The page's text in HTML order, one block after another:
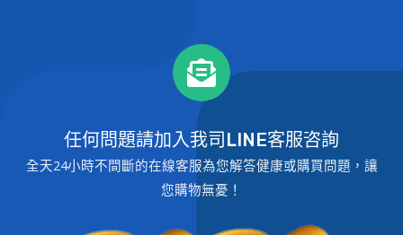
任何問題請加入我司LINE客服咨詢
全天24小時不間斷的在線客服為您解答健康或購買問題，讓
您購物無憂！